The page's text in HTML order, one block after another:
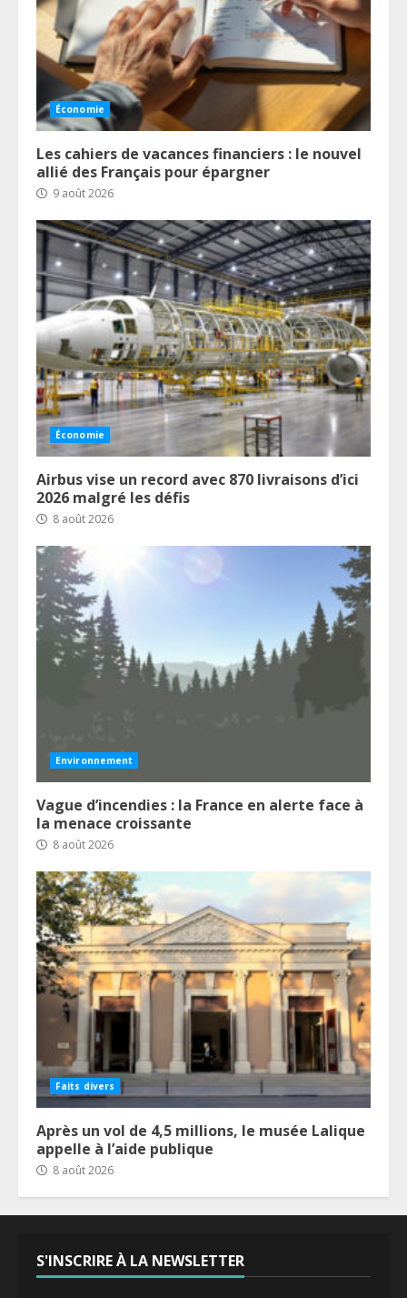
Économie
Les cahiers de vacances financiers : le nouvel
allié des Français pour épargner
9 août 2026
Économie
Airbus vise un record avec 870 livraisons d’ici
2026 malgré les défis
8 août 2026
Environnement
Vague d’incendies : la France en alerte face à
la menace croissante
8 août 2026
Faits divers
Après un vol de 4,5 millions, le musée Lalique
appelle à l’aide publique
8 août 2026
S'INSCRIRE À LA NEWSLETTER